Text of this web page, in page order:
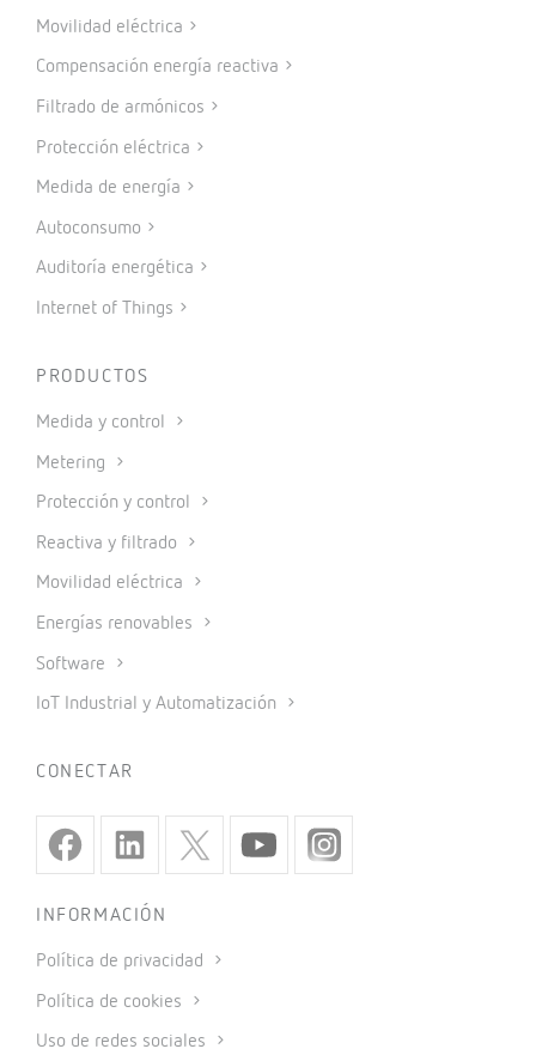
Movilidad eléctrica
Compensación energía reactiva
Filtrado de armónicos
Protección eléctrica
Medida de energía
Autoconsumo
Auditoría energética
Internet of Things
PRODUCTOS
Medida y control
Metering
Protección y control
Reactiva y filtrado
Movilidad eléctrica
Energías renovables
Software
IoT Industrial y Automatización
CONECTAR
INFORMACIÓN
Política de privacidad
Política de cookies
Uso de redes sociales